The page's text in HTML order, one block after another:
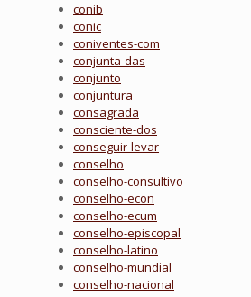
conib
conic
coniventes-com
conjunta-das
conjunto
conjuntura
consagrada
consciente-dos
conseguir-levar
conselho
conselho-consultivo
conselho-econ
conselho-ecum
conselho-episcopal
conselho-latino
conselho-mundial
conselho-nacional